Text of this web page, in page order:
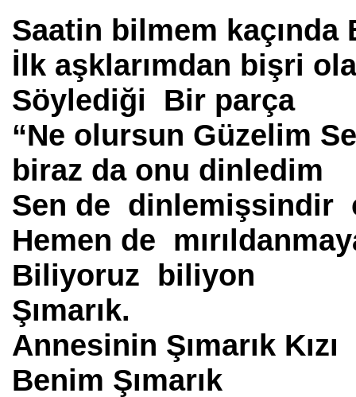
Saatin bilmem
İlk aşklarımdan bişri
Söylediği Bir parça
“Ne olursun Güzelim
biraz da onu dinledim
Sen de dinlemişsindir
Hemen de
Biliyoruz biliyon
Şımarık.
Annesinin Şımarık Kızı
Benim Şımarık